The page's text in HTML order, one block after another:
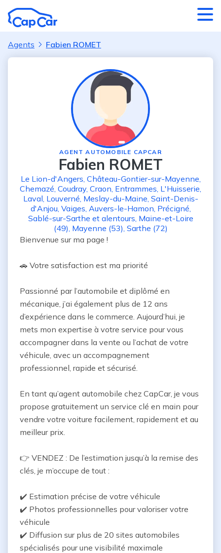
Agents Fabien ROMET
AGENT AUTOMOBILE CAPCAR
Fabien ROMET
Le Lion-d'Angers, Château-Gontier-sur-Mayenne,
Chemazé, Coudray, Craon, Entrammes, L'Huisserie,
Laval, Louverné, Meslay-du-Maine, Saint-Denis-
d'Anjou, Vaiges, Auvers-le-Hamon, Précigné,
Sablé-sur-Sarthe et alentours, Maine-et-Loire
(49), Mayenne (53), Sarthe (72)
Bienvenue sur ma page !
🚗 Votre satisfaction est ma priorité
Passionné par l’automobile et diplômé en
mécanique, j’ai également plus de 12 ans
d’expérience dans le commerce. Aujourd’hui, je
mets mon expertise à votre service pour vous
accompagner dans la vente ou l’achat de votre
véhicule, avec un accompagnement
professionnel, rapide et sécurisé.
En tant qu’agent automobile chez CapCar, je vous
propose gratuitement un service clé en main pour
vendre votre voiture facilement, rapidement et au
meilleur prix.
👉 VENDEZ : De l’estimation jusqu’à la remise des
clés, je m’occupe de tout :
✔️ Estimation précise de votre véhicule
✔️ Photos professionnelles pour valoriser votre
véhicule
✔️ Diffusion sur plus de 20 sites automobiles
spécialisés pour une visibilité maximale